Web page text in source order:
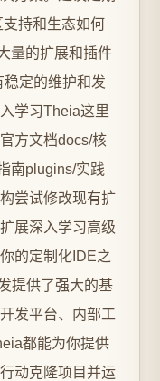
持和生态如何
量的扩展和插件
定的维护和发
学习Theia这里
方文档docs/核
南plugins/实践
尝试修改现有扩
展深入学习高级
的定制化IDE之
提供了强大的基
发平台、内部工
都能为你提供
动克隆项目并运